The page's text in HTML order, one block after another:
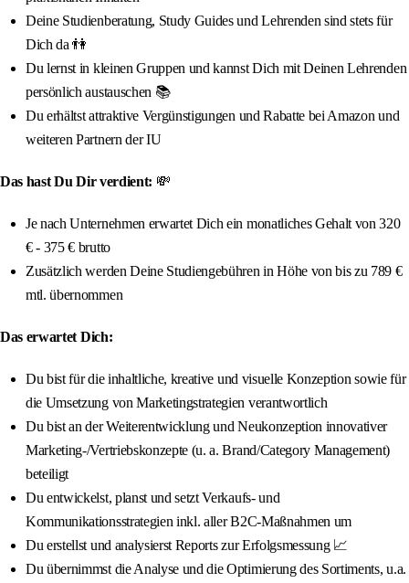
Deine Studienberatung, Study Guides und Lehrenden sind stets für
Dich da 👫
Du lernst in kleinen Gruppen und kannst Dich mit Deinen Lehrenden
persönlich austauschen 📚
Du erhältst attraktive Vergünstigungen und Rabatte bei Amazon und
weiteren Partnern der IU
Das hast Du Dir verdient: 💸
Je nach Unternehmen erwartet Dich ein monatliches Gehalt von 320
€ - 375 € brutto
Zusätzlich werden Deine Studiengebühren in Höhe von bis zu 789 €
mtl. übernommen
Das erwartet Dich:
Du bist für die inhaltliche, kreative und visuelle Konzeption sowie für
die Umsetzung von Marketingstrategien verantwortlich
Du bist an der Weiterentwicklung und Neukonzeption innovativer
Marketing-/Vertriebskonzepte (u. a. Brand/Category Management)
beteiligt
Du entwickelst, planst und setzt Verkaufs- und
Kommunikationsstrategien inkl. aller B2C-Maßnahmen um
Du erstellst und analysierst Reports zur Erfolgsmessung 📈
Du übernimmst die Analyse und die Optimierung des Sortiments, u.a.